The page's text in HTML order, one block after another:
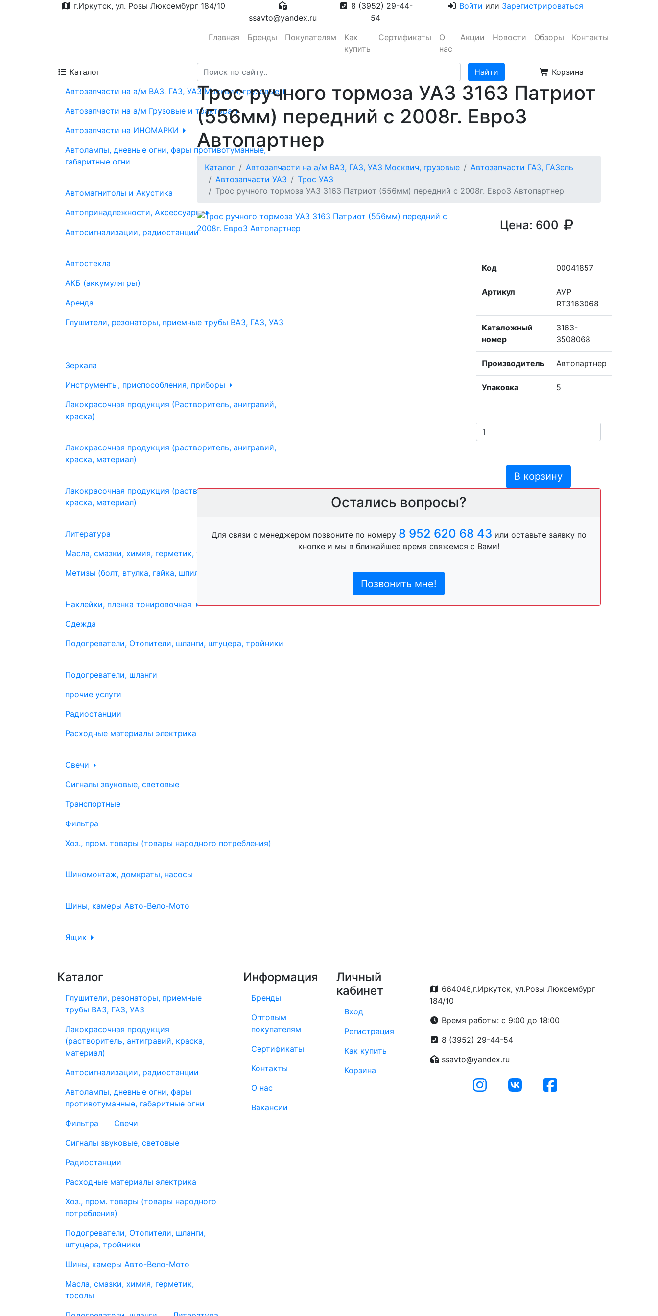
г.Иркутск, ул. Розы Люксембург 184/10
ssavto@yandex.ru
8 (3952) 29-44-
54
Войти или Зарегистрироваться
Главная Бренды Покупателям
Как
купить
Сертификаты
О
нас
Акции Новости Обзоры Контакты
Каталог
Корзина
Автозапчасти на а/м ВАЗ, ГАЗ, УАЗ Москвич, грузовые
Автозапчасти на а/м Грузовые и трактора
Автозапчасти на ИНОМАРКИ
Автолампы, дневные огни, фары противотуманные,
габаритные огни
Автомагнитолы и Акустика
Автопринадлежности, Аксессуары
Автосигнализации, радиостанции
Автостекла
АКБ (аккумулятры)
Аренда
Глушители, резонаторы, приемные трубы ВАЗ, ГАЗ, УАЗ
Зеркала
Инструменты, приспособления, приборы
Лакокрасочная продукция (Растворитель, анигравий,
краска)
Лакокрасочная продукция (растворитель, анигравий,
краска, материал)
Лакокрасочная продукция (растворитель, антигравий,
краска, материал)
Литература
Масла, смазки, химия, герметик, тосолы
Метизы (болт, втулка, гайка, шпилька, пистон)
Наклейки, пленка тонировочная
Одежда
Подогреватели, Отопители, шланги, штуцера, тройники
Подогреватели, шланги
прочие услуги
Радиостанции
Расходные материалы электрика
Свечи
Сигналы звуковые, световые
Транспортные
Фильтра
Хоз., пром. товары (товары народного потребления)
Шиномонтаж, домкраты, насосы
Шины, камеры Авто-Вело-Мото
Ящик
Трос ручного тормоза УАЗ 3163 Патриот
(556мм) передний с 2008г. Евро3
Автопартнер
Каталог Автозапчасти на а/м ВАЗ, ГАЗ, УАЗ Москвич, грузовые
Автозапчасти ГАЗ, ГАЗель
Автозапчасти УАЗ
Трос УАЗ
Трос ручного тормоза УАЗ 3163 Патриот (556мм) передний с 2008г. Евро3 Автопартнер
Цена: 600
Код 00041857
Артикул
AVP
RT3163068
Каталожный
номер
3163-
3508068
Производитель Автопартнер
Упаковка 5
В корзину
Остались вопросы?
Для связи с менеджером позвоните по номеру 8 952 620 68 43 или оставьте заявку по
кнопке и мы в ближайшее время свяжемся с Вами!
Позвонить мне!
Каталог
Глушители, резонаторы, приемные
трубы ВАЗ, ГАЗ, УАЗ
Лакокрасочная продукция
(растворитель, антигравий, краска,
материал)
Автосигнализации, радиостанции
Автолампы, дневные огни, фары
противотуманные, габаритные огни
Фильтра
Свечи
Сигналы звуковые, световые
Радиостанции
Расходные материалы электрика
Хоз., пром. товары (товары народного
потребления)
Подогреватели, Отопители, шланги,
штуцера, тройники
Шины, камеры Авто-Вело-Мото
Масла, смазки, химия, герметик,
тосолы
Информация
Бренды
Оптовым
покупателям
Сертификаты
Контакты
О нас
Вакансии
Личный
кабинет
Вход
Регистрация
Как купить
Корзина
664048,г.Иркутск, ул.Розы Люксембург
184/10
Время работы: с 9:00 до 18:00
8 (3952) 29-44-54
ssavto@yandex.ru